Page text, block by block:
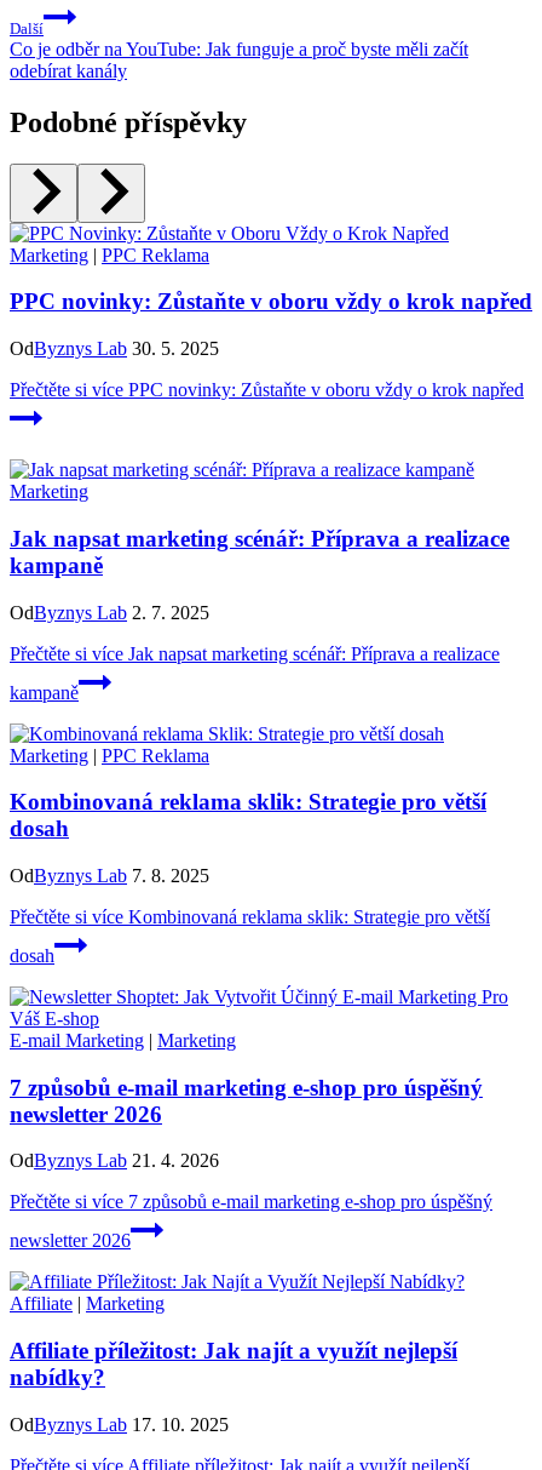
Další
Co je odběr na YouTube: Jak funguje a proč byste měli začít
odebírat kanály
Podobné příspěvky
Marketing | PPC Reklama
PPC novinky: Zůstaňte v oboru vždy o krok napřed
OdByznys Lab 30. 5. 2025
Přečtěte si více PPC novinky: Zůstaňte v oboru vždy o krok napřed
Marketing
Jak napsat marketing scénář: Příprava a realizace
kampaně
OdByznys Lab 2. 7. 2025
Přečtěte si více Jak napsat marketing scénář: Příprava a realizace
kampaně
Marketing | PPC Reklama
Kombinovaná reklama sklik: Strategie pro větší
dosah
OdByznys Lab 7. 8. 2025
Přečtěte si více Kombinovaná reklama sklik: Strategie pro větší
dosah
E-mail Marketing | Marketing
7 způsobů e-mail marketing e-shop pro úspěšný
newsletter 2026
OdByznys Lab 21. 4. 2026
Přečtěte si více 7 způsobů e-mail marketing e-shop pro úspěšný
newsletter 2026
Affiliate | Marketing
Affiliate příležitost: Jak najít a využít nejlepší
nabídky?
OdByznys Lab 17. 10. 2025
Přečtěte si více Affiliate příležitost: Jak najít a využít nejlepší